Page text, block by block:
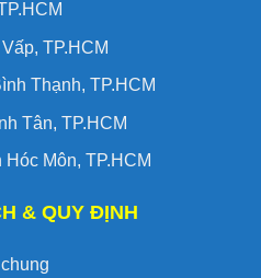
TP.HCM
Thạnh, TP.HCM
Tân, TP.HCM
Môn, TP.HCM
& QUY ĐỊNH